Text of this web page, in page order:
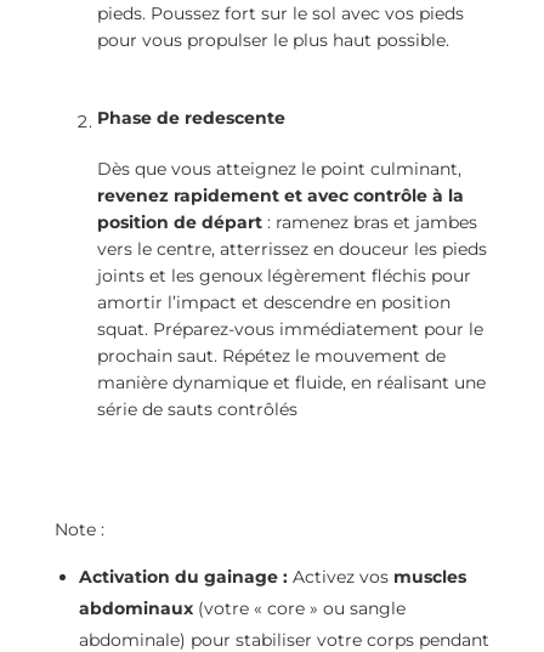
pieds. Poussez fort sur le sol avec vos pieds
pour vous propulser le plus haut possible.
Phase de redescente
Dès que vous atteignez le point culminant,
revenez rapidement et avec contrôle à la
position de départ: ramenez bras et jambes
vers le centre, atterrissez en douceur les pieds
joints et les genoux légèrement fléchis pour
amortir l’impact et descendre en position
squat. Préparez-vous immédiatement pour le
prochain saut. Répétez le mouvement de
manière dynamique et fluide, en réalisant une
série de sauts contrôlés
Note :
Activation du gainage :Activez vos muscles
abdominaux(votre « core » ou sangle
abdominale) pour stabiliser votre corps pendant